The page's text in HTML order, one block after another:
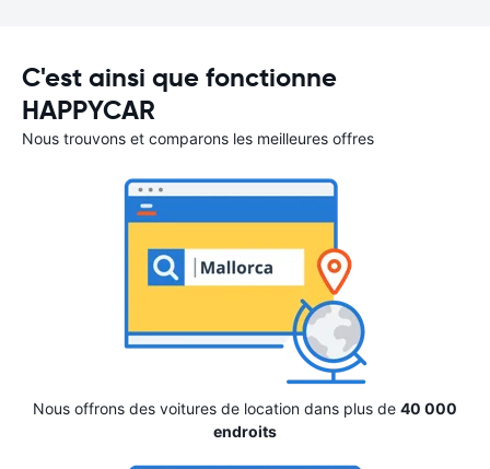
C'est ainsi que fonctionne
HAPPYCAR
Nous trouvons et comparons les meilleures offres
Nous offrons des voitures de location dans plus de 40 000
endroits